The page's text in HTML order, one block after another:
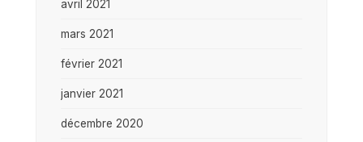
avril 2021
mars 2021
février 2021
janvier 2021
décembre 2020